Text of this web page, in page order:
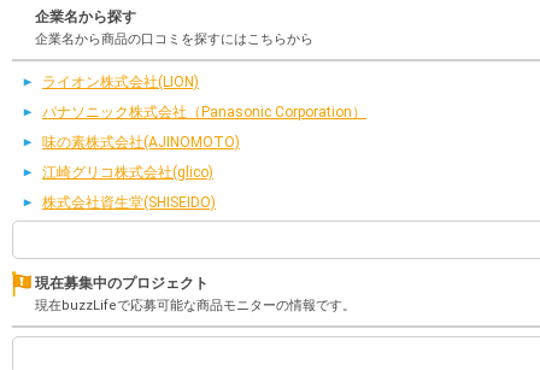
企業名から探す
企業名から商品の口コミを探すにはこちらから
ライオン株式会社(LION)
パナソニック株式会社（Panasonic Corporation）
味の素株式会社(AJINOMOTO)
江崎グリコ株式会社(glico)
株式会社資生堂(SHISEIDO)
現在募集中のプロジェクト
現在buzzLifeで応募可能な商品モニターの情報です。